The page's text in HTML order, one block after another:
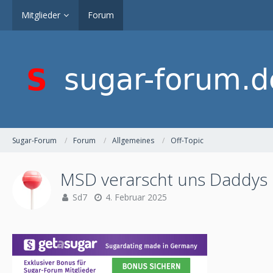
Mitglieder Forum
Sugar-Forum Forum Allgemeines Off-Topic
MSD verarscht uns Daddys
Sd7 4. Februar 2025